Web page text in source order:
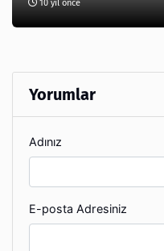
10 yıl önce
Yorumlar
Adınız
E-posta Adresiniz